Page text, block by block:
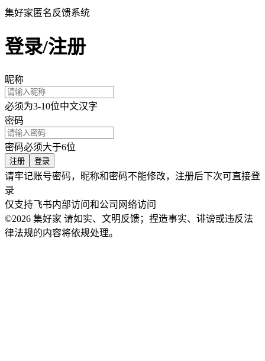
集好家匿名反馈系统
登录/注册
昵称
必须为3-10位中文汉字
密码
密码必须大于6位
注册 登录
请牢记账号密码，昵称和密码不能修改，注册后下次可直接登
录
仅支持飞书内部访问和公司网络访问
©2026 集好家 请如实、文明反馈；捏造事实、诽谤或违反法
律法规的内容将依规处理。